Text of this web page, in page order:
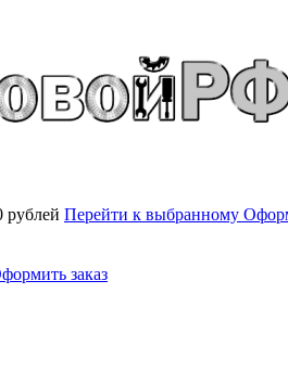
рублей Перейти к выбранному
заказ